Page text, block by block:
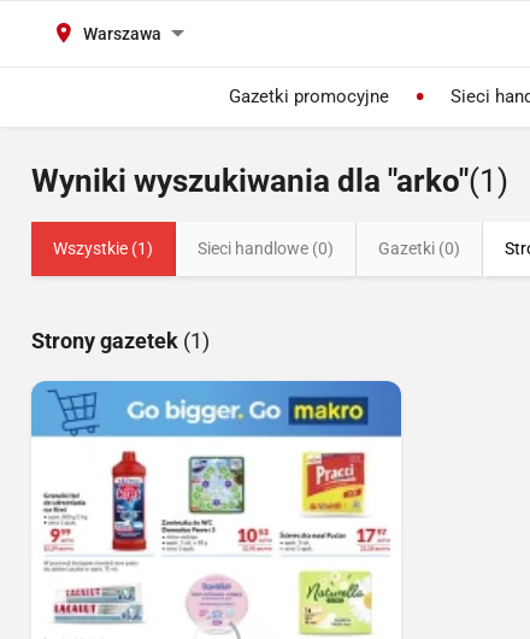
Warszawa
Gazetki promocyjne Sieci
Wyniki wyszukiwania dla "arko"(1)
Wszystkie (1) Sieci handlowe (0) Gazetki (0)
Strony gazetek (1)